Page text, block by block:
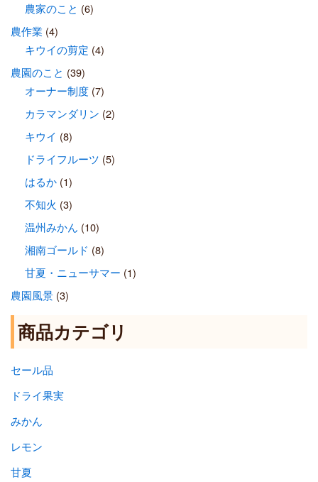
農家のこと (6)
農作業 (4)
キウイの剪定 (4)
農園のこと (39)
オーナー制度(7)
カラマンダリン (2)
キウイ (8)
ドライフルーツ (5)
はるか(1)
不知火 (3)
温州みかん (10)
湘南ゴールド (8)
甘夏・ニューサマー (1)
農園風景(3)
商品カテゴリ
セール品
ドライ果実
みかん
レモン
甘夏